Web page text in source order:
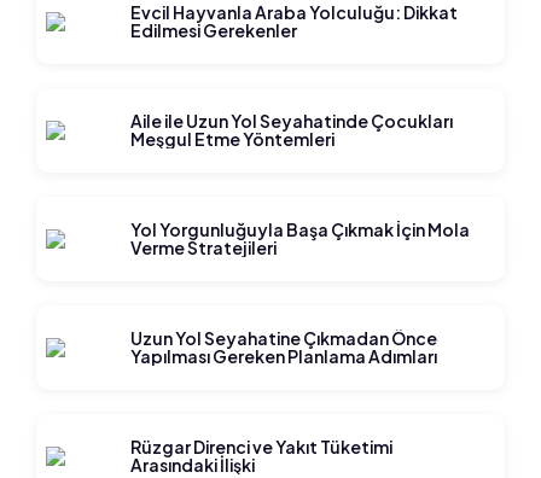
Evcil Hayvanla Araba Yolculuğu: Dikkat
Edilmesi Gerekenler
Aile ile Uzun Yol Seyahatinde Çocukları
Meşgul Etme Yöntemleri
Yol Yorgunluğuyla Başa Çıkmak İçin Mola
Verme Stratejileri
Uzun Yol Seyahatine Çıkmadan Önce
Yapılması Gereken Planlama Adımları
Rüzgar Direnci ve Yakıt Tüketimi
Arasındaki İlişki